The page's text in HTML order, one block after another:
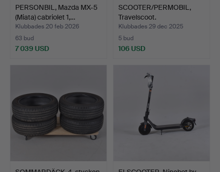
PERSONBIL, Mazda MX-5
(Miata) cabriolet 1,…
Klubbades 20 feb 2026
63 bud
7 039 USD
SCOOTER/PERMOBIL,
Travelscoot.
Klubbades 29 dec 2025
5 bud
106 USD